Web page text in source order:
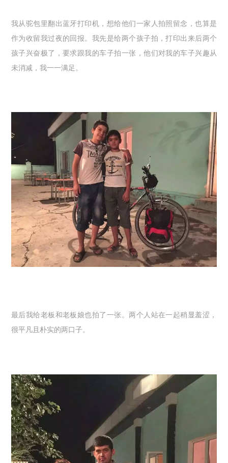
我从驼包里翻出蓝牙打印机，想给他们一家人拍照留念，也算是
作为收留我过夜的回报。我先是给两个孩子拍，打印出来后两个
孩子兴奋极了，要求跟我的车子拍一张，他们对我的车子兴趣从
未消减，我一一满足。
最后我给老板和老板娘也拍了一张。两个人站在一起稍显羞涩，
很平凡且朴实的两口子。